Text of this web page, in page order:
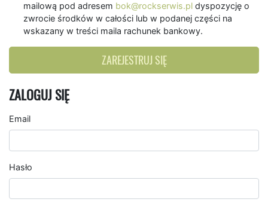
mailową pod adresem bok@rockserwis.pl dyspozycję o
zwrocie środków w całości lub w podanej części na
wskazany w treści maila rachunek bankowy.
ZAREJESTRUJ SIĘ
ZALOGUJ SIĘ
Email
Hasło